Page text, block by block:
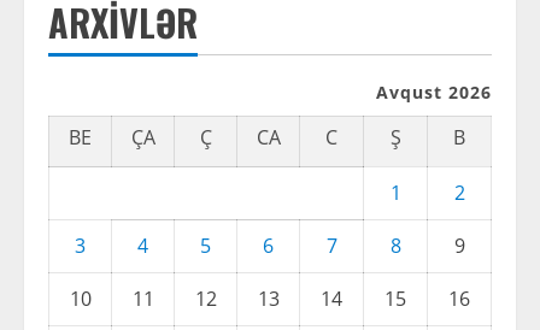
a
g
ARXIVLƏR
Avqust 2026
BE ÇA Ç CA C Ş B
1
2
3
4 5 6 7 8
9
10
11 12 13 14 15
16